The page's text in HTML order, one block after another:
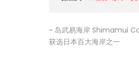
~ 岛武易海岸 Shimamui
获选日本百大海岸之一